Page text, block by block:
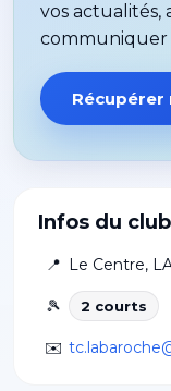
Infos du club
📍 Le Centre,
🎾 2 courts
✉️
vos actualités,
communiquer
Récupérer